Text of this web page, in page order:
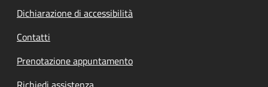
Dichiarazione di accessibilità
Contatti
Prenotazione appuntamento